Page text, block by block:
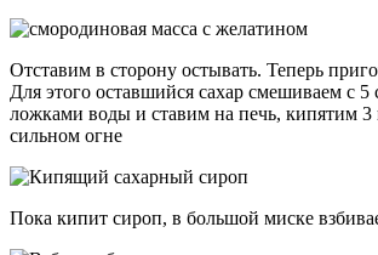
Отставим в сторону остывать. Теперь
Для этого оставшийся сахар смешиваем с 5
ложками воды и ставим на печь, кипятим
сильном огне
Пока кипит сироп, в большой миске